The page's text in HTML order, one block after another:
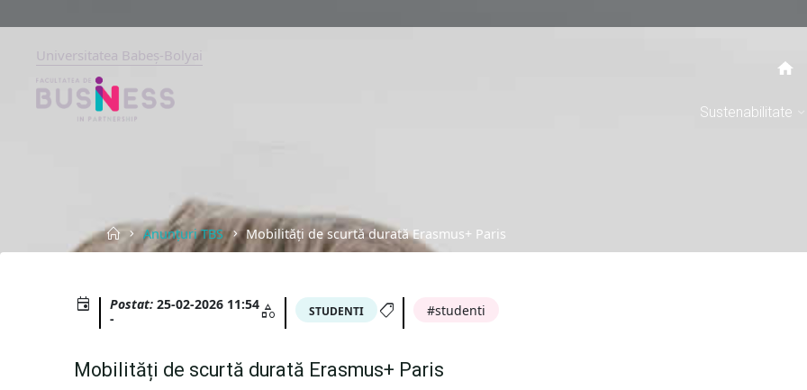
to
contentUniversitatea Babeș-Bolyai
BOLYAI,
CLUJ-
NAPOCA
Sustenabilitate
HomeAnunțuri TBS Mobilități de scurtă durată Erasmus+ Paris
Postat: 25-02-2026 11:54
-
STUDENTI studenti
Mobilități de scurtă durată Erasmus+ Paris